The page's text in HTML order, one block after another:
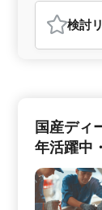
おすすめ
＜安定した
備士の求人
な雇用形態
るこの求人
て理想的で
の機会です
300万円か
検討
国産ディ
年活躍中